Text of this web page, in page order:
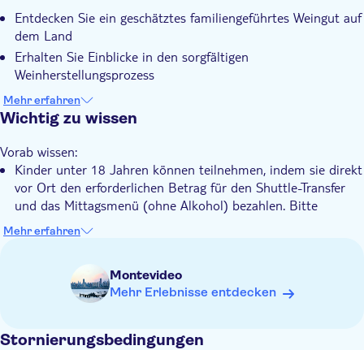
Eintritte inbegriffen
Digitale Buchungsbestätigung
Abholservice vom Hotel
Inklusive Transfer
Entdecken Sie ein geschätztes familiengeführtes Weingut auf
dem Land
Erhalten Sie Einblicke in den sorgfältigen
Weinherstellungsprozess
Probieren Sie vier verschiedene Weine, von denen jeder die
Philosophie des Weinguts widerspiegelt
Weinprobe passt
Mehr erfahren
Wichtig zu wissen
Vorab wissen:
Kinder unter 18 Jahren können teilnehmen, indem sie direkt
vor Ort den erforderlichen Betrag für den Shuttle-Transfer
und das Mittagsmenü (ohne Alkohol) bezahlen. Bitte
informieren Sie den Anbieter über die Anwesenheit von
Kindern, indem Sie beim Check-out das Feld „Zusätzliche
Mehr erfahren
Montevideo
Mehr Erlebnisse entdecken
Stornierungsbedingungen